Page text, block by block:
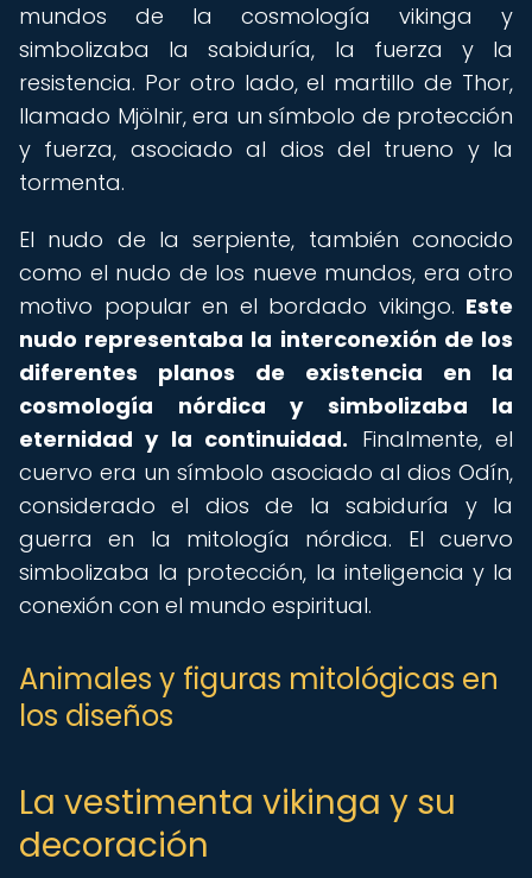
mundos de la cosmología vikinga y
simbolizaba la sabiduría, la fuerza y la
resistencia. Por otro lado, el martillo de Thor,
llamado Mjölnir, era un símbolo de protección
y fuerza, asociado al dios del trueno y la
tormenta.
El nudo de la serpiente, también conocido
como el nudo de los nueve mundos, era otro
motivo popular en el bordado vikingo. Este
nudo representaba la interconexión de los
diferentes planos de existencia en la
cosmología nórdica y simbolizaba la
eternidad y la continuidad. Finalmente, el
cuervo era un símbolo asociado al dios Odín,
considerado el dios de la sabiduría y la
guerra en la mitología nórdica. El cuervo
simbolizaba la protección, la inteligencia y la
conexión con el mundo espiritual.
Animales y figuras mitológicas en
los diseños
La vestimenta vikinga y su
decoración